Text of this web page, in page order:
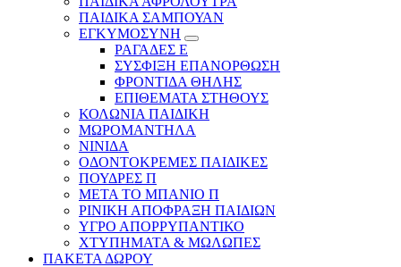
ΠΑΙΔΙΚΑ ΣΑΜΠΟΥΑΝ
ΕΓΚΥΜΟΣΥΝΗ
ΡΑΓΑΔΕΣ Ε
ΣΥΣΦΙΞΗ ΕΠΑΝΟΡΘΩΣΗ
ΦΡΟΝΤΙΔΑ ΘΗΛΗΣ
ΕΠΙΘΕΜΑΤΑ ΣΤΗΘΟΥΣ
ΚΟΛΩΝΙΑ ΠΑΙΔΙΚΗ
ΜΩΡΟΜΑΝΤΗΛΑ
ΝΙΝΙΔΑ
ΟΔΟΝΤΟΚΡΕΜΕΣ ΠΑΙΔΙΚΕΣ
ΠΟΥΔΡΕΣ Π
ΜΕΤΑ ΤΟ ΜΠΑΝΙΟ Π
ΡΙΝΙΚΗ ΑΠΟΦΡΑΞΗ ΠΑΙΔΙΩΝ
ΥΓΡΟ ΑΠΟΡΡΥΠΑΝΤΙΚΟ
ΧΤΥΠΗΜΑΤΑ & ΜΩΛΩΠΕΣ
ΠΑΚΕΤΑ ΔΩΡΟΥ